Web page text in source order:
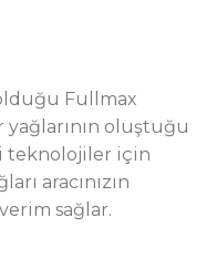
Fullmax
oluştuğu
teknolojiler için
aracınızın
sağlar.